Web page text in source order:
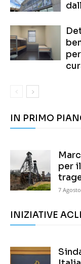
IN PRIMO
per
7
INIZIATIVE ACLI